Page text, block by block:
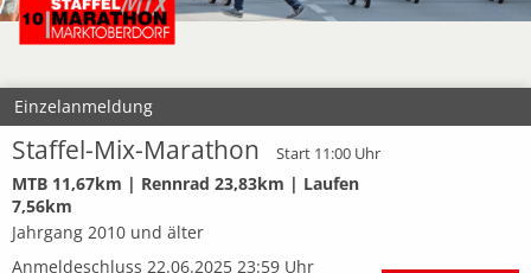
Einzelanmeldung
Staffel-Mix-Marathon Start 11:00 Uhr
MTB 11,67km | Rennrad 23,83km | Laufen
7,56km
Jahrgang 2010 und älter
Anmeldeschluss 22.06.2025 23:59 Uhr